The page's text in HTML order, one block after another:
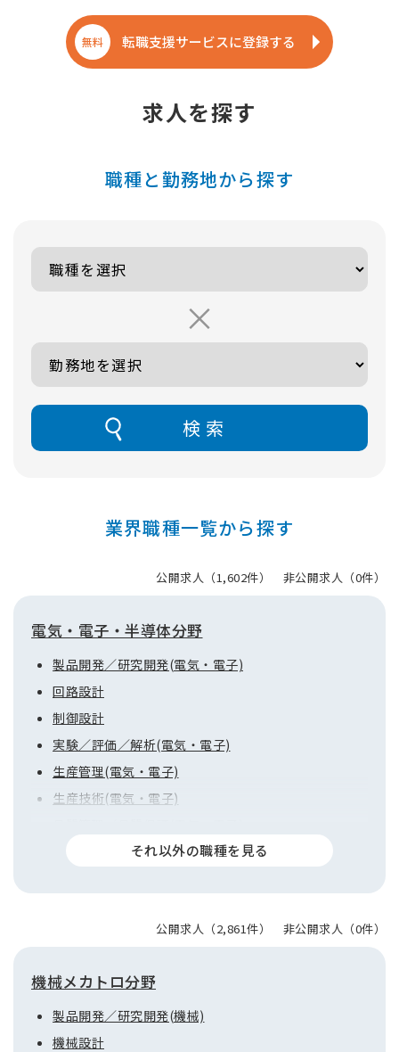
無料 転職支援サービスに登録する
求人を探す
職種と勤務地から探す
×
検索
業界職種一覧から探す
公開求人（1,602件） 非公開求人（0件）
電気・電子・半導体分野
製品開発／研究開発(電気・電子)
回路設計
制御設計
実験／評価／解析(電気・電子)
生産管理(電気・電子)
生産技術(電気・電子)
セールスエンジニア(電気・電子)
購買／マーケティング／その他(電気・電子)
公開求人（2,861件） 非公開求人（0件）
機械メカトロ分野
製品開発／研究開発(機械)
機械設計